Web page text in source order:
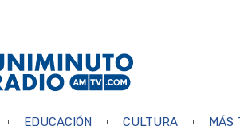
EDUCACIÓN CULTURA MÁS